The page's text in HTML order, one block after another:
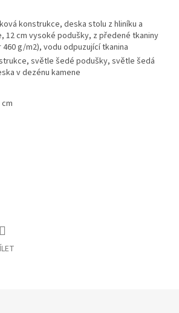
konstrukce, deska stolu z hliníku a
12 cm vysoké podušky, z předené tkaniny
g/m2), vodu odpuzující tkanina
světle šedé podušky, světle šedá
v dezénu kamene
cm